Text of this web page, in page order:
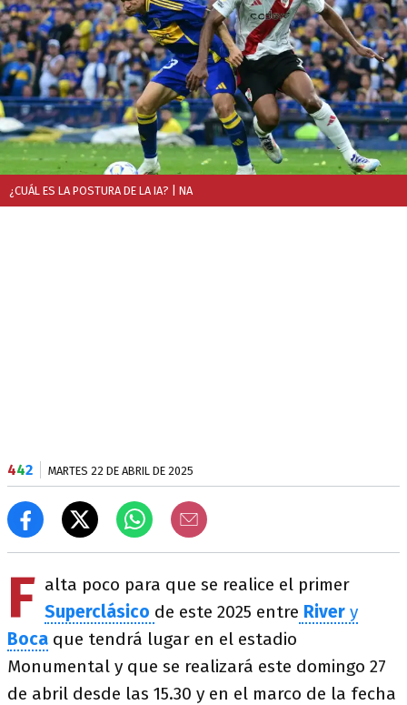
¿CUÁL ES LA POSTURA DE LA IA? | NA
442 MARTES 22 DE ABRIL DE 2025
F alta poco para que se realice el primer
Superclásico de este 2025 entre River y
Boca que tendrá lugar en el estadio
Monumental y que se realizará este domingo 27
de abril desde las 15.30 y en el marco de la fecha